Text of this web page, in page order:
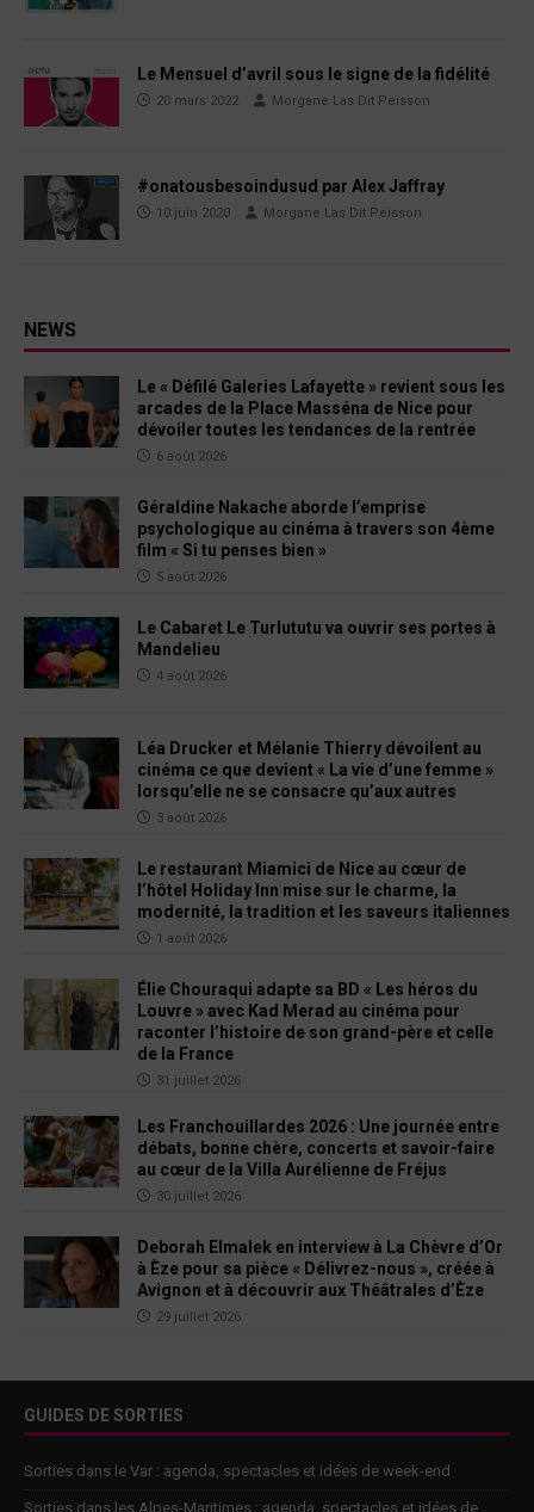
Le Mensuel d’avril sous le signe de la fidélité
20 mars 2022 Morgane Las Dit Peisson
#onatousbesoindusud par Alex Jaffray
10 juin 2020 Morgane Las Dit Peisson
NEWS
Le « Défilé Galeries Lafayette » revient sous les
arcades de la Place Masséna de Nice pour
dévoiler toutes les tendances de la rentrée
6 août 2026
Géraldine Nakache aborde l’emprise
psychologique au cinéma à travers son 4ème
film « Si tu penses bien »
5 août 2026
Le Cabaret Le Turlututu va ouvrir ses portes à
Mandelieu
4 août 2026
Léa Drucker et Mélanie Thierry dévoilent au
cinéma ce que devient « La vie d’une femme »
lorsqu’elle ne se consacre qu’aux autres
3 août 2026
Le restaurant Miamici de Nice au cœur de
l’hôtel Holiday Inn mise sur le charme, la
modernité, la tradition et les saveurs italiennes
1 août 2026
Élie Chouraqui adapte sa BD « Les héros du
Louvre » avec Kad Merad au cinéma pour
raconter l’histoire de son grand-père et celle
de la France
31 juillet 2026
Les Franchouillardes 2026 : Une journée entre
débats, bonne chère, concerts et savoir-faire
au cœur de la Villa Aurélienne de Fréjus
30 juillet 2026
Deborah Elmalek en interview à La Chèvre d’Or
à Èze pour sa pièce « Délivrez-nous », créée à
Avignon et à découvrir aux Théâtrales d’Èze
29 juillet 2026
GUIDES DE SORTIES
Sorties dans le Var : agenda, spectacles et idées de week-end
Sorties dans les Alpes-Maritimes : agenda, spectacles et idées de